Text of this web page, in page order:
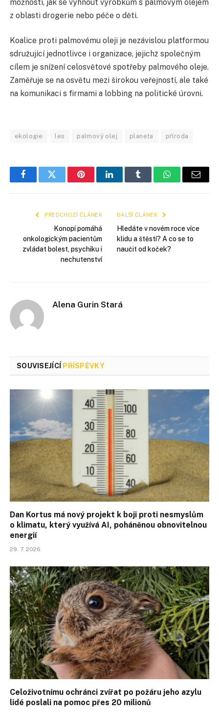
možnosti, jak se vyhnout výrobkům s palmovým olejem
z oblasti drogerie nebo péče o děti.
Koalice proti palmovému oleji je nezávislou platformou
sdružující jednotlivce i organizace, jejichž společným
cílem je snížení celosvětové spotřeby palmového oleje.
Zaměřuje se na osvětu mezi širokou veřejností, ale také
na komunikaci s firmami a lobbing na politické úrovni.
ekologie les palmový olej planeta příroda
FacebookTwitter PinterestLinkedInTumblr WhatsApp
E-
PŘEDCHOZÍ ČLÁNEK
Konopí pomáhá
onkologickým pacientům
zvládat bolest, psychiku i
nechutenství
DALŠÍ ČLÁNEK
Hledáte v novém roce více
klidu a štěstí? A co se to
naučit od koček?
Alena Gurin Stará
SOUVISEJÍCÍ PŘÍSPĚVKY
Dan Kortus má nový projekt k boji proti nesmyslům
o klimatu, který využívá AI, poháněnou obnovitelnou
energií
29. 7. 2026
Celoživotnímu ochránci zvířat po požáru jeho azylu
lidé poslali na pomoc přes 20 milionů